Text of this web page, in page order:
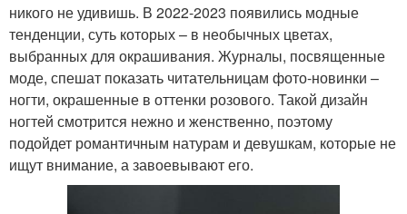
никого не удивишь. В 2022-2023 появились модные
тенденции, суть которых – в необычных цветах,
выбранных для окрашивания. Журналы, посвященные
моде, спешат показать читательницам фото-новинки –
ногти, окрашенные в оттенки розового. Такой дизайн
ногтей смотрится нежно и женственно, поэтому
подойдет романтичным натурам и девушкам, которые не
ищут внимание, а завоевывают его.